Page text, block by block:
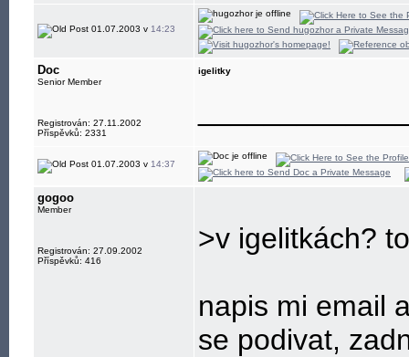
01.07.2003 v 14:23
Doc
Senior Member
Registrován: 27.11.2002
Příspěvků: 2331
igelitky
01.07.2003 v 14:37
gogoo
Member
Registrován: 27.09.2002
Příspěvků: 416
>v igelitkách?
napis mi email
se podivat,